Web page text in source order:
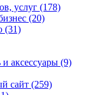
услуг (178)
(20)
(31)
аксессуары (9)
сайт (259)